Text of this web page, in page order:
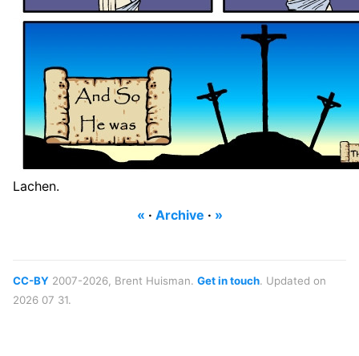
Lachen.
« · Archive · »
CC-BY 2007-2026, Brent Huisman. Get in touch. Updated on
2026 07 31.